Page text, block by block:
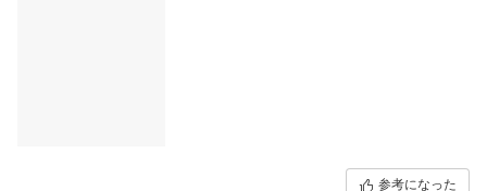
参考になった